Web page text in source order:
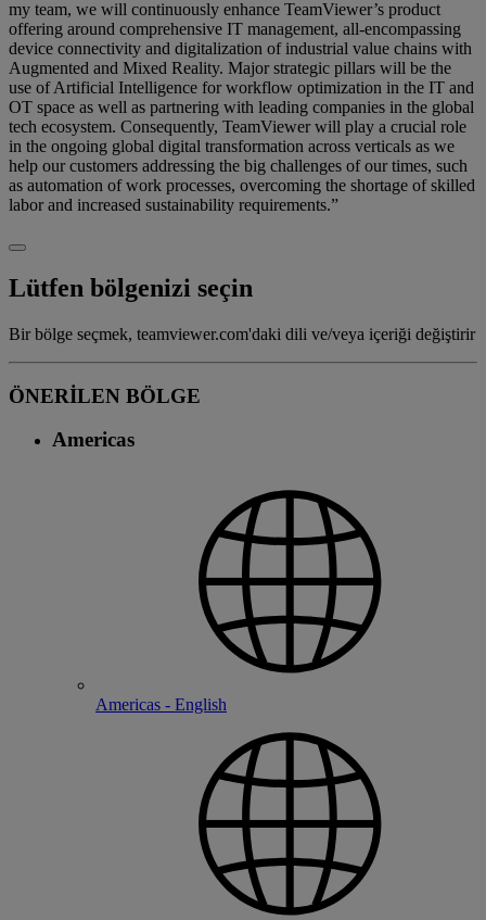
my team, we will continuously enhance TeamViewer’s product
offering around comprehensive IT management, all-encompassing
device connectivity and digitalization of industrial value chains with
Augmented and Mixed Reality. Major strategic pillars will be the
use of Artificial Intelligence for workflow optimization in the IT and
OT space as well as partnering with leading companies in the global
tech ecosystem. Consequently, TeamViewer will play a crucial role
in the ongoing global digital transformation across verticals as we
help our customers addressing the big challenges of our times, such
as automation of work processes, overcoming the shortage of skilled
labor and increased sustainability requirements.”
Lütfen bölgenizi seçin
Bir bölge seçmek, teamviewer.com'daki dili ve/veya içeriği değiştirir
ÖNERİLEN BÖLGE
Americas
Americas - English